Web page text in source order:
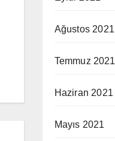
Ağustos 2021
Temmuz 2021
Haziran 2021
Mayıs 2021